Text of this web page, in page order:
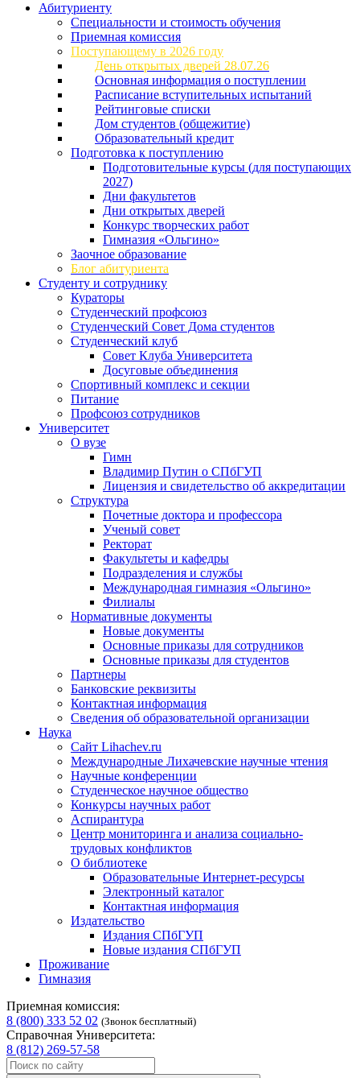
Абитуриенту
Специальности и стоимость обучения
Приемная комиссия
Поступающему в 2026 году
День открытых дверей 28.07.26
Основная информация о поступлении
Расписание вступительных испытаний
Рейтинговые списки
Дом студентов (общежитие)
Образовательный кредит
Подготовка к поступлению
Подготовительные курсы (для поступающих
2027)
Дни факультетов
Дни открытых дверей
Конкурс творческих работ
Гимназия «Ольгино»
Заочное образование
Блог абитуриента
Студенту и сотруднику
Кураторы
Студенческий профсоюз
Студенческий Совет Дома студентов
Студенческий клуб
Совет Клуба Университета
Досуговые объединения
Спортивный комплекс и секции
Питание
Профсоюз сотрудников
Университет
О вузе
Гимн
Владимир Путин о СПбГУП
Лицензия и свидетельство об аккредитации
Структура
Почетные доктора и профессора
Ученый совет
Ректорат
Факультеты и кафедры
Подразделения и службы
Международная гимназия «Ольгино»
Филиалы
Нормативные документы
Новые документы
Основные приказы для сотрудников
Основные приказы для студентов
Партнеры
Банковские реквизиты
Контактная информация
Сведения об образовательной организации
Наука
Сайт Lihachev.ru
Международные Лихачевские научные чтения
Научные конференции
Студенческое научное общество
Конкурсы научных работ
Аспирантура
Центр мониторинга и анализа социально-
трудовых конфликтов
О библиотеке
Образовательные Интернет-ресурсы
Электронный каталог
Контактная информация
Издательство
Издания СПбГУП
Новые издания СПбГУП
Проживание
Гимназия
Приемная комиссия:
8 (800) 333 52 02 (Звонок бесплатный)
Справочная Университета:
8 (812) 269-57-58